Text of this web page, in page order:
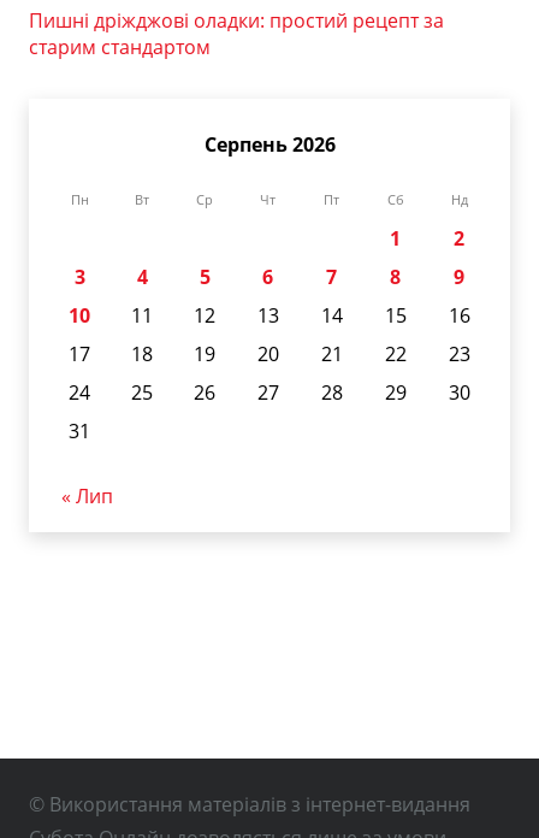
Пишні дріжджові оладки: простий рецепт за
старим стандартом
Серпень 2026
Пн Вт Ср Чт Пт Сб Нд
1
2
3
4 5 6 7 8
9
10
11 12 13 14 15
16
17
18 19 20 21 22
23
24
25 26 27 28 29
30
31
« Лип
© Використання матеріалів з інтернет-видання